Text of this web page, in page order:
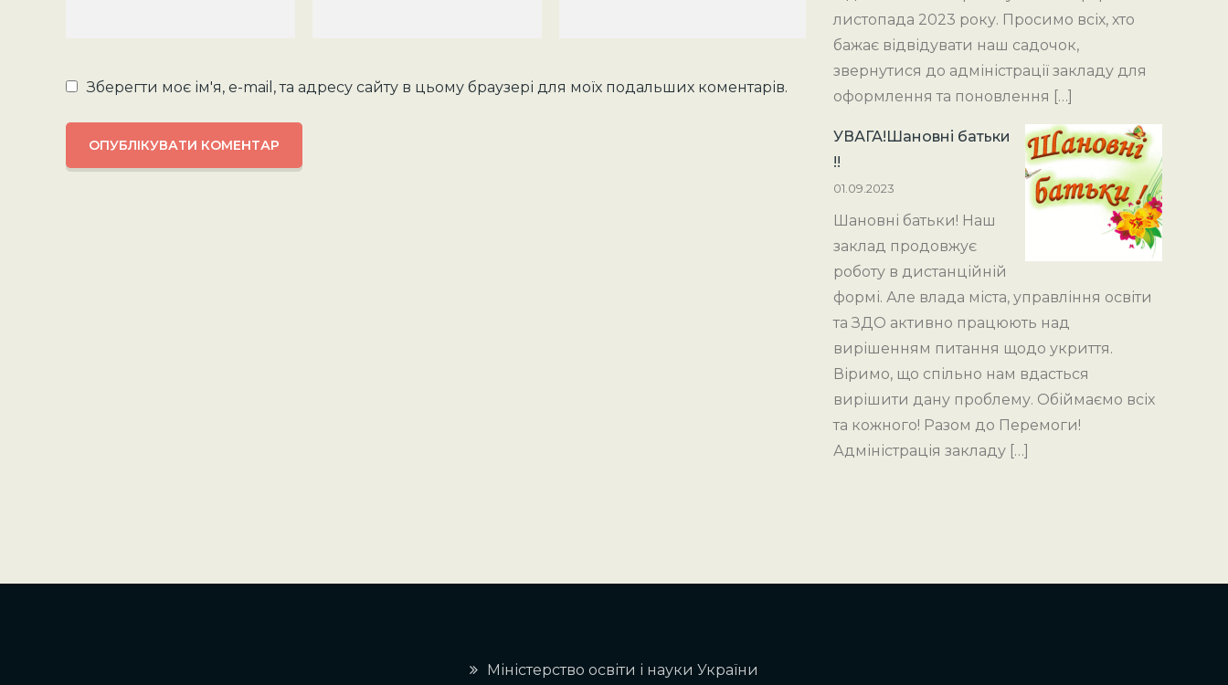
Зберегти моє ім'я, e-mail, та адресу сайту в цьому браузері для моїх подальших коментарів.
листопада 2023 року. Просимо всіх, хто
бажає відвідувати наш садочок,
звернутися до адміністрації закладу для
оформлення та поновлення […]
УВАГА!Шановні батьки
!!
01.09.2023
Шановні батьки! Наш
заклад продовжує
роботу в дистанційній
формі. Але влада міста, управління освіти
та ЗДО активно працюють над
вирішенням питання щодо укриття.
Віримо, що спільно нам вдасться
вирішити дану проблему. Обіймаємо всіх
та кожного! Разом до Перемоги!
Адміністрація закладу […]
Міністерство освіти і науки України